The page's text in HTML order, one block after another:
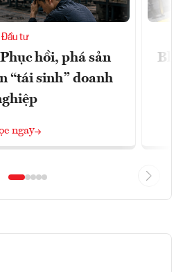
Đầu tư
hồi, phá sản
“tái sinh” doanh
ngay